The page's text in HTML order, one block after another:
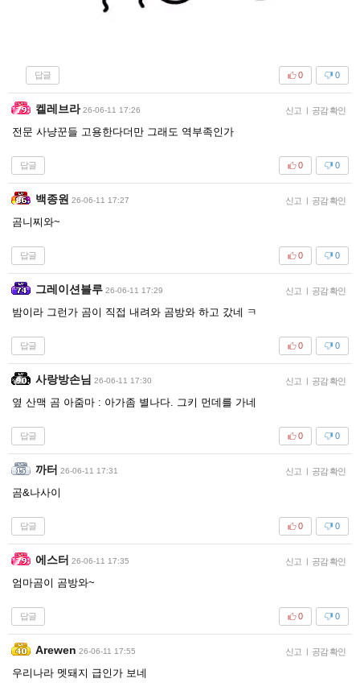
답글 0
0
켈레브라 26-06-11 17:26 신고 | 공감 확인
전문 사냥꾼들 고용한다더만 그래도 역부족인가
답글 0
0
백종원 26-06-11 17:27 신고 | 공감 확인
곰니찌와~
답글 0
0
그레이션블루 26-06-11 17:29 신고 | 공감 확인
밤이라 그런가 곰이 직접 내려와 곰방와 하고 갔네 ㅋ
답글 0
0
사랑방손님 26-06-11 17:30 신고 | 공감 확인
옆 산맥 곰 아줌마 : 아가좀 별나다. 그키 먼데를 가네
답글 0
0
까터 26-06-11 17:31 신고 | 공감 확인
곰&나사이
답글 0
0
에스터 26-06-11 17:35 신고 | 공감 확인
엄마곰이 곰방와~
답글 0
0
Arewen 26-06-11 17:55 신고 | 공감 확인
우리나라 멧돼지 급인가 보네